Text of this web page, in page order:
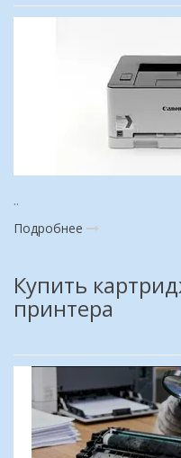
..
Подробнее
Купить
принтера